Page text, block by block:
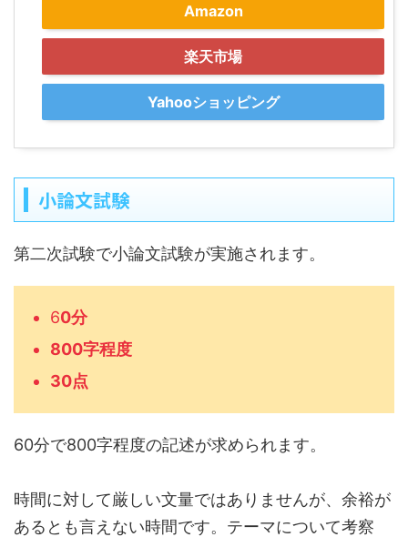
Amazon
楽天市場
Yahooショッピング
小論文試験
第二次試験で小論文試験が実施されます。
60分
800字程度
30点
60分で800字程度の記述が求められます。
時間に対して厳しい文量ではありませんが、余裕が
あるとも言えない時間です。テーマについて考察